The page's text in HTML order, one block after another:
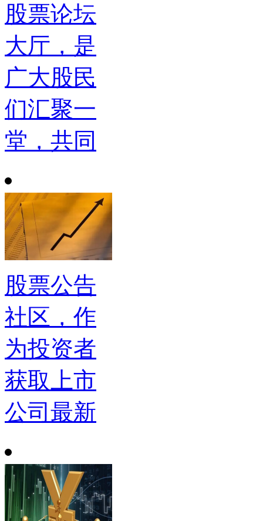
股票论坛
大厅，是
广大股民
们汇聚一
堂，共同
股票公告
社区，作
为投资者
获取上市
公司最新